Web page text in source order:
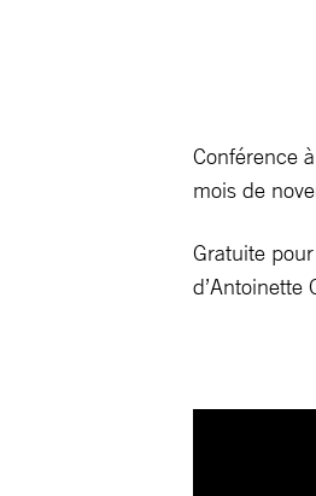
Conférence
mois de
Gratuite
d’Antoinette